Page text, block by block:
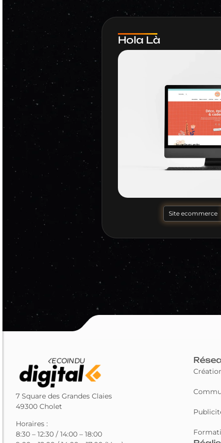
Hola Là
Site ecommerce
7 Square des Grandes Claies
49300 Cholet
Horaires :
8:30 – 12:30 / 14:00 – 18:00